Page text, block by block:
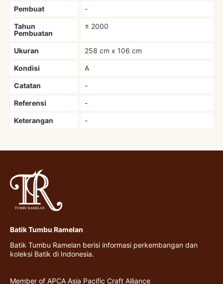
Pembuat -
Tahun
Pembuatan
± 2000
Ukuran 258 cm x 106 cm
Kondisi A
Catatan -
Referensi -
Keterangan -
Batik Tumbu Ramelan
Batik Tumbu Ramelan berisi informasi perkembangan dan
koleksi Batik di Indonesia.
Member of APCA Asia Pacific Craft Alliance